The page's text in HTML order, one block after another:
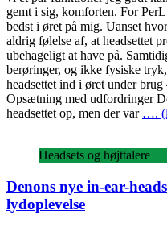
gemt i sig, komforten. For
bedst i øret på mig. Uanset
aldrig følelse af, at headsettet
ubehageligt at have på.
berøringer, og ikke fysiske
headsettet ind i øret under
Opsætning med udfordringer
headsettet op, men der var ….
Headsets og højttalere
Denons nye in-ear-
lydoplevelse